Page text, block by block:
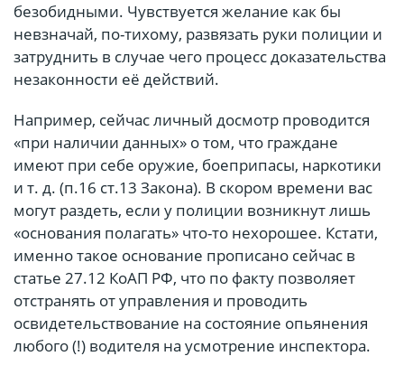
безобидными. Чувствуется желание как бы
невзначай, по-тихому, развязать руки полиции и
затруднить в случае чего процесс доказательства
незаконности её действий.
Например, сейчас личный досмотр проводится
«при наличии данных» о том, что граждане
имеют при себе оружие, боеприпасы, наркотики
и т. д. (п.16 ст.13 Закона). В скором времени вас
могут раздеть, если у полиции возникнут лишь
«основания полагать» что-то нехорошее. Кстати,
именно такое основание прописано сейчас в
статье 27.12 КоАП РФ, что по факту позволяет
отстранять от управления и проводить
освидетельствование на состояние опьянения
любого (!) водителя на усмотрение инспектора.